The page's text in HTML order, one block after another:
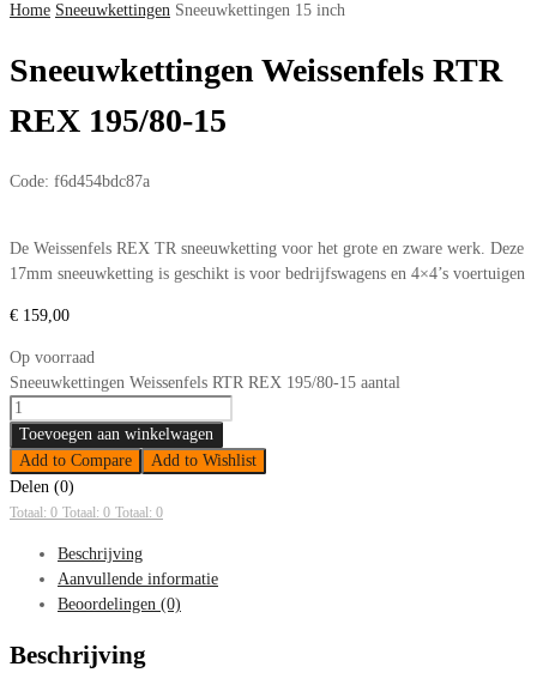
Home Sneeuwkettingen Sneeuwkettingen 15 inch
Sneeuwkettingen Weissenfels RTR
REX 195/80-15
Code: f6d454bdc87a
De Weissenfels REX TR sneeuwketting voor het grote en zware werk. Deze
17mm sneeuwketting is geschikt is voor bedrijfswagens en 4×4’s voertuigen
€ 159,00
Op voorraad
Sneeuwkettingen Weissenfels RTR REX 195/80-15 aantal
Toevoegen aan winkelwagen
Add to Compare
Add to Wishlist
Delen (0)
Totaal: 0 Totaal: 0 Totaal: 0
Beschrijving
Aanvullende informatie
Beoordelingen (0)
Beschrijving